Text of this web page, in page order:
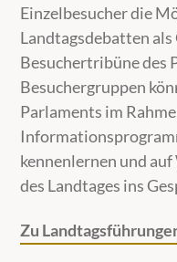
Einzelbesucher die
Landtagsdebatten als
Besuchertribüne des
Besuchergruppen
Parlaments im
kennenlernen und
des Landtages ins
Zu